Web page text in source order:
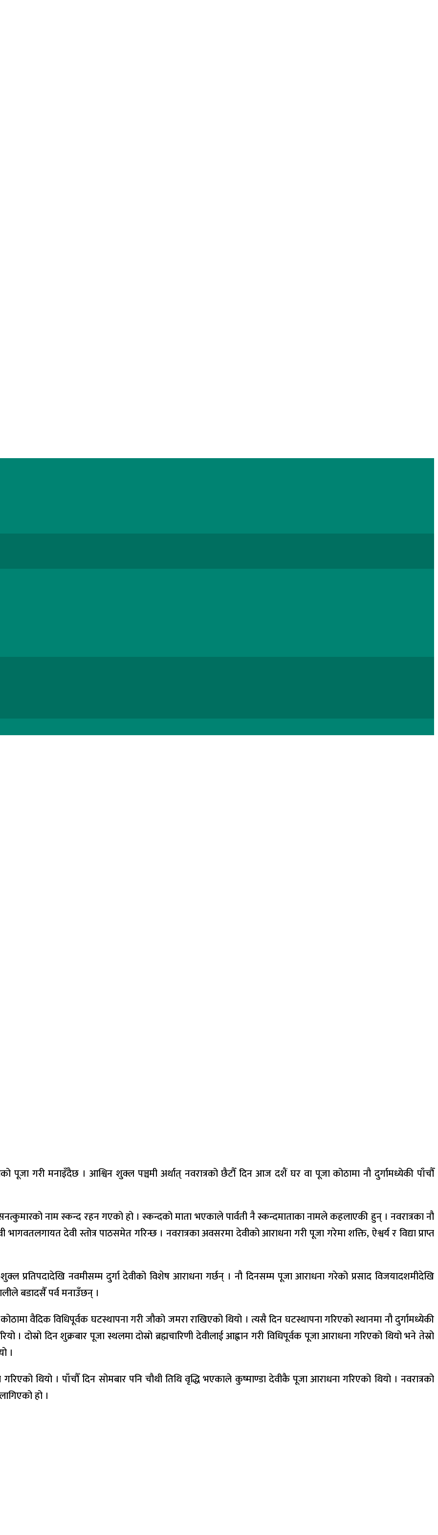
पूजा गरी मनाइँदैछ । आश्विन शुक्ल पञ्चमी अर्थात् नवरात्रको छैटौँ दिन आज दशैं घर वा पूजा कोठामा नौ दुर्गामध्येकी पाँचौँ
नाम स्कन्द रहन गएको हो । स्कन्दको माता भएकाले पार्वती नै स्कन्दमाताका नामले कहलाएकी हुन् । नवरात्रका नौ
भागवतलगायत देवी स्तोत्र पाठसमेत गरिन्छ । नवरात्रका अवसरमा देवीको आराधना गरी पूजा गरेमा शक्ति, ऐश्वर्य र विद्या प्राप्त
प्रतिपदादेखि नवमीसम्म दुर्गा देवीको विशेष आराधना गर्छन् । नौ दिनसम्म पूजा आराधना गरेको प्रसाद विजयादशमीदेखि
बडादसैँ पर्व मनाउँछन् ।
वैदिक विधिपूर्वक घटस्थापना गरी जौको जमरा राखिएको थियो । त्यसै दिन घटस्थापना गरिएको स्थानमा नौ दुर्गामध्येकी
। दोस्रो दिन शुक्रबार पूजा स्थलमा दोस्रो ब्रह्मचारिणी देवीलाई आह्वान गरी विधिपूर्वक पूजा आराधना गरिएको थियो भने तेस्रो
।
थियो । पाँचौँ दिन सोमबार पनि चौथी तिथि वृद्धि भएकाले कुष्माण्डा देवीकै पूजा आराधना गरिएको थियो । नवरात्रको
हो ।